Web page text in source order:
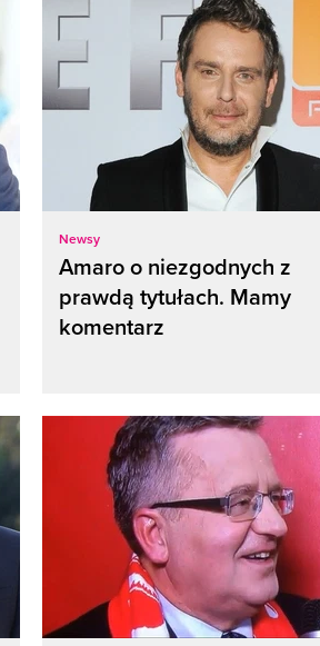
Newsy
Amaro o niezgodnych z
prawdą tytułach. Mamy
komentarz